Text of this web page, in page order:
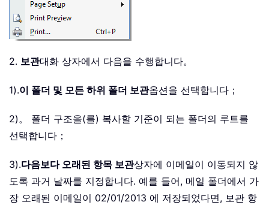
2. 보관대화 상자에서 다음을 수행합니다。
1).이 폴더 및 모든 하위 폴더 보관옵션을 선택합니다；
2)。 폴더 구조을(를) 복사할 기준이 되는 폴더의 루트를
선택합니다；
3).다음보다 오래된 항목 보관상자에 이메일이 이동되지 않
도록 과거 날짜를 지정합니다. 예를 들어, 메일 폴더에서 가
장 오래된 이메일이 02/01/2013 에 저장되었다면, 보관 항